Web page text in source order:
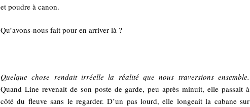
et poudre à canon.
Qu’avons-nous fait pour en arriver là ?
Quelque chose rendait irréelle la réalité que nous traversions ensemble.
Quand Line revenait de son poste de garde, peu après minuit, elle passait à
côté du fleuve sans le regarder. D’un pas lourd, elle longeait la cabane sur